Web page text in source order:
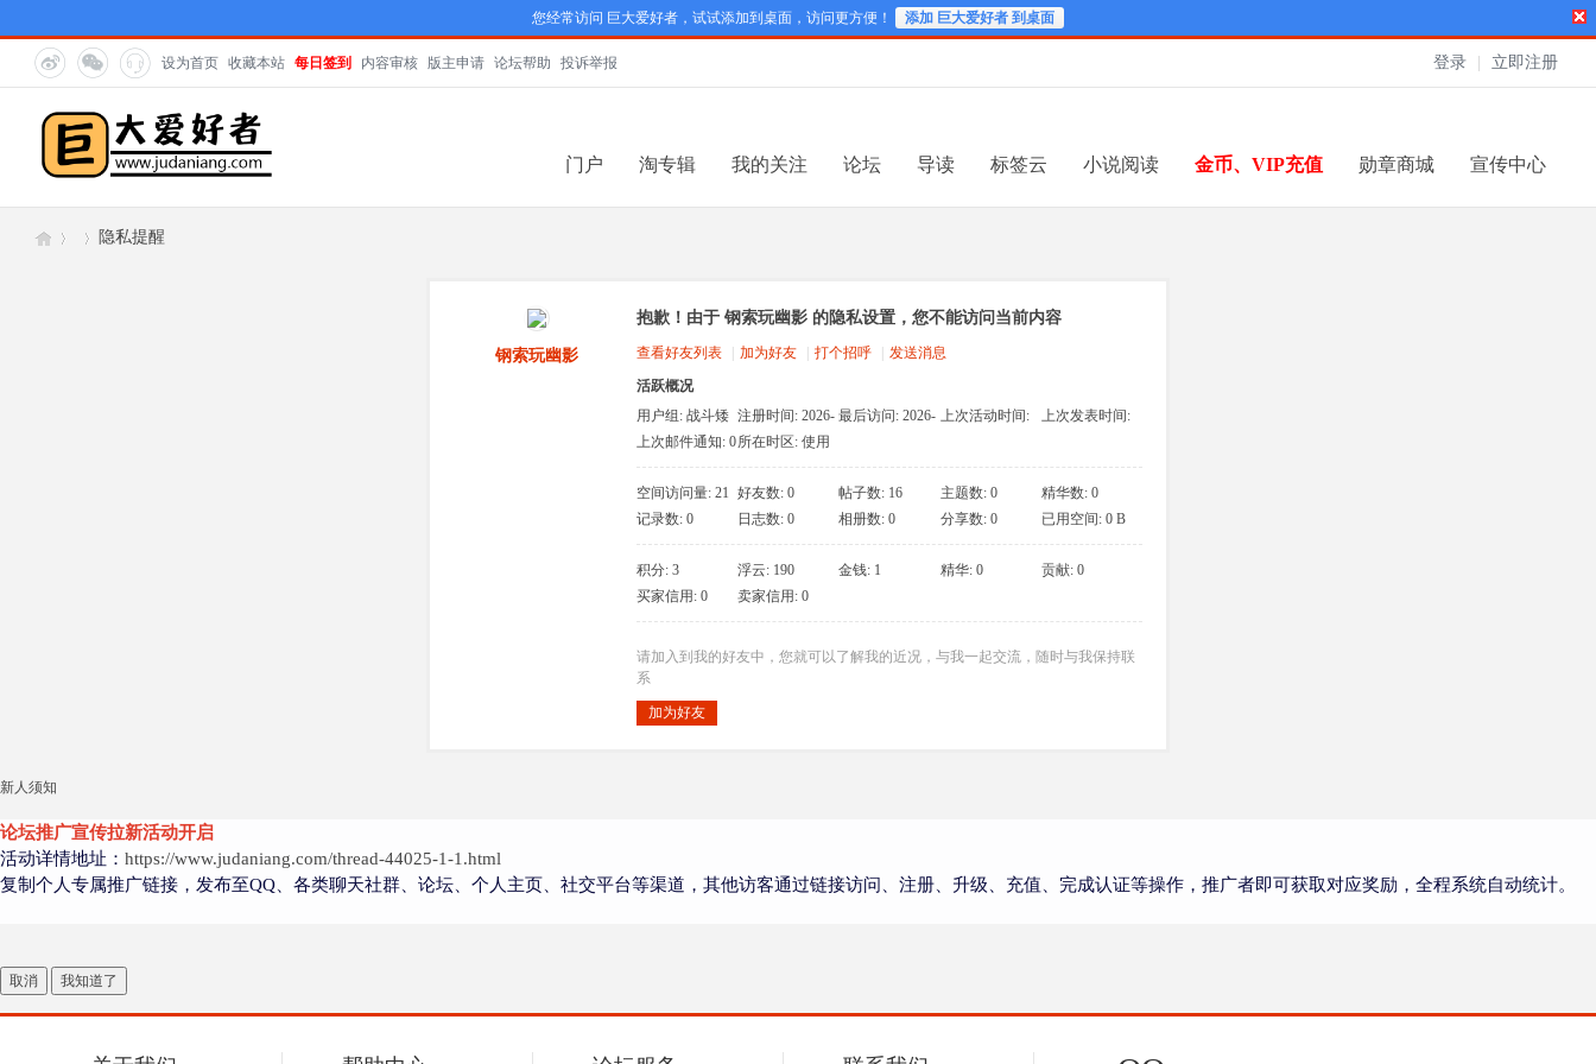
您经常访问 巨大爱好者，试试添加到桌面，访问更方便！ 添加 巨大爱好者 到桌面
登录 立即注册
设为首页 收藏本站 每日签到 内容审核 版主申请 论坛帮助 投诉举报
门户 淘专辑 我的关注 论坛 导读 标签云 小说阅读 金币、VIP充值 勋章商城 宣传中心
隐私提醒
钢索玩幽影
抱歉！由于 钢索玩幽影 的隐私设置，您不能访问当前内容
查看好友列表 加为好友 打个招呼
发送消息
活跃概况
用户组: 战斗矮
人
注册时间: 2026-
5-13 19:02
最后访问: 2026- 上次活动时间:
上次发表时间:
上次邮件通知: 0所在时区: 使用
系统默认
空间访问量: 21 好友数: 0 帖子数: 16 主题数: 0
精华数: 0
记录数: 0
日志数: 0 相册数: 0 分享数: 0 已用空间: 0 B
积分: 3 浮云: 190 金钱: 1 精华: 0
贡献: 0
买家信用: 0
卖家信用: 0
请加入到我的好友中，您就可以了解我的近况，与我一起交流，随时与我保持联
系
加为好友
新人须知
论坛推广宣传拉新活动开启
活动详情地址： https://www.judaniang.com/thread-44025-1-1.html
复制个人专属推广链接，发布至QQ、各类聊天社群、论坛、个人主页、社交平台等渠道，其他访客通过链接访问、注册、升级、充值、完成认证等操作，推广者即可获取对应奖励，全程系统自动统计。
取消 我知道了